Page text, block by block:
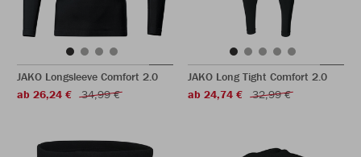
JAKO Longsleeve Comfort 2.0
ab 26,24 €
34,99 €
JAKO Long Tight Comfort 2.0
ab 24,74 €
32,99 €